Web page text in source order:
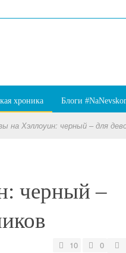
хроника Блоги
на Хэллоуин: черный – для
черный –
10 0